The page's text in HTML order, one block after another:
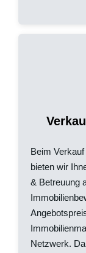
Beim
bieten wir
& Betreuung
Netzwerk.